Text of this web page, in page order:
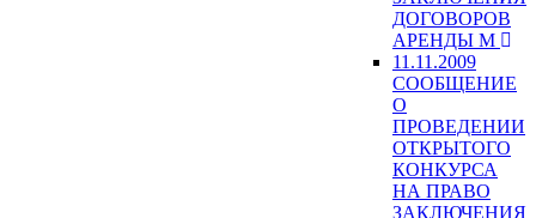
ДОГОВОРОВ
АРЕНДЫ М
11.11.2009
СООБЩЕНИЕ
О
ПРОВЕДЕНИИ
ОТКРЫТОГО
КОНКУРСА
НА ПРАВО
ЗАКЛЮЧЕНИЯ